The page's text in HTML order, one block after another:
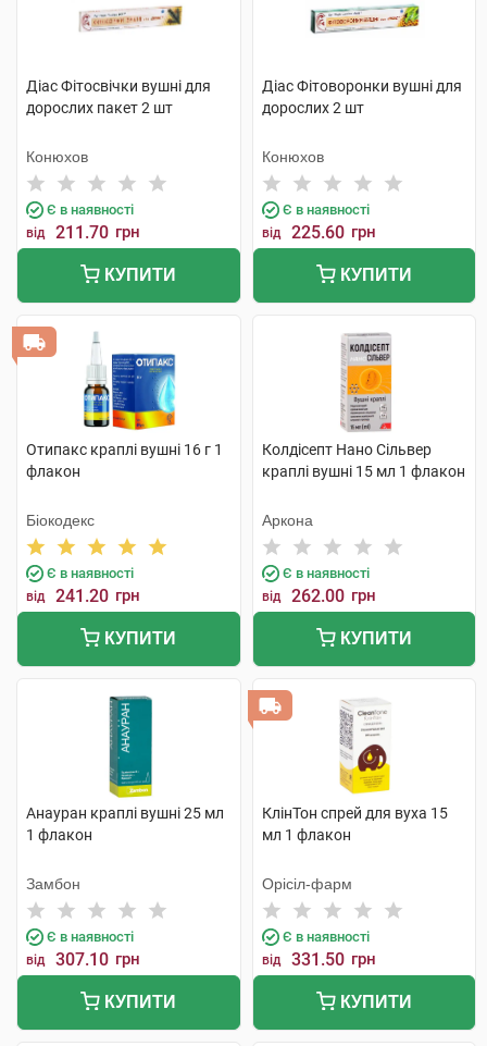
Діас Фітосвічки вушні для
дорослих пакет 2 шт
Конюхов
Є в наявності
від 211.70 грн
КУПИТИ
Діас Фітоворонки вушні для
дорослих 2 шт
Конюхов
Є в наявності
від 225.60 грн
КУПИТИ
Отипакс краплі вушні 16 г 1
флакон
Біокодекс
Є в наявності
від 241.20 грн
КУПИТИ
Колдісепт Нано Сільвер
краплі вушні 15 мл 1 флакон
Аркона
Є в наявності
від 262.00 грн
КУПИТИ
Анауран краплі вушні 25 мл
1 флакон
Замбон
Є в наявності
від 307.10 грн
КУПИТИ
КлінТон спрей для вуха 15
мл 1 флакон
Орісіл-фарм
Є в наявності
від 331.50 грн
КУПИТИ